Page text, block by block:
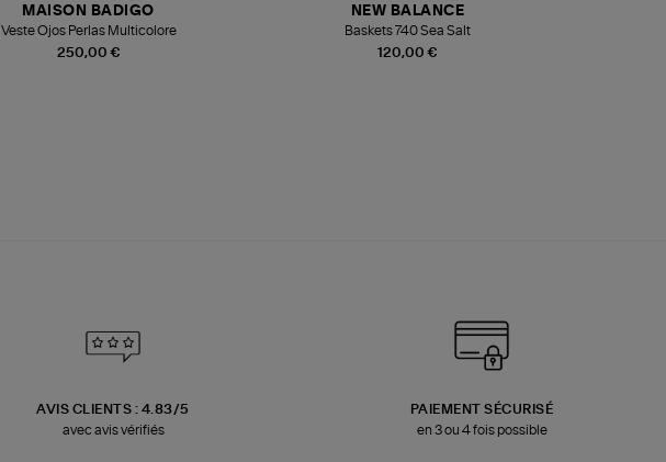
250,00 €
MAISON BADIGO
Veste Ojos Perlas Multicolore
120,00 €
NEW BALANCE
Baskets 740 Sea Salt
AVIS CLIENTS : 4.83/5
avec avis vérifiés
PAIEMENT SÉCURISÉ
en 3 ou 4 fois possible